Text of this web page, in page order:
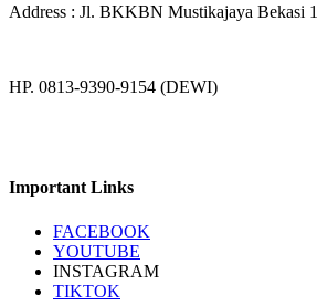
Address : Jl. BKKBN Mustikajaya Bekasi
HP. 0813-9390-9154 (DEWI)
Important Links
FACEBOOK
YOUTUBE
INSTAGRAM
TIKTOK